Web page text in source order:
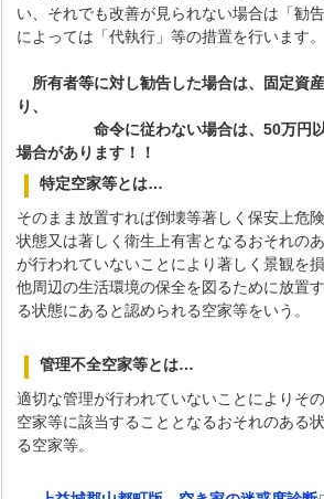
い、それでも改善が見られない場合は「勧
によっては「代執行」等の措置を行います。
所有者等に対し勧告した場合は、 固定資
り、
命令に従わない場合は、50万円以
場合があります！！
特定空家等とは…
そのまま放置すれば倒壊等著しく保安上危
状態又は著しく衛生上有害となるおそれの
が行われていないことにより著しく景観を
他周辺の生活環境の保全を図るために放置
る状態にあると認められる空家等をいう。
管理不全空家等とは…
適切な管理が行われていないことによりそ
空家等に該当することとなるおそれのある
る空家等。